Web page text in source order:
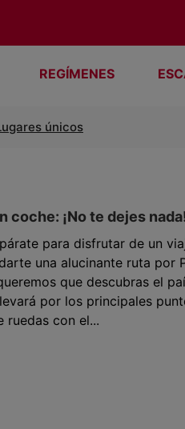
REGÍMENES
únicos
coche: ¡No te dejes
para disfrutar de un
una alucinante ruta por
que descubras el
por los principales
ruedas con el...